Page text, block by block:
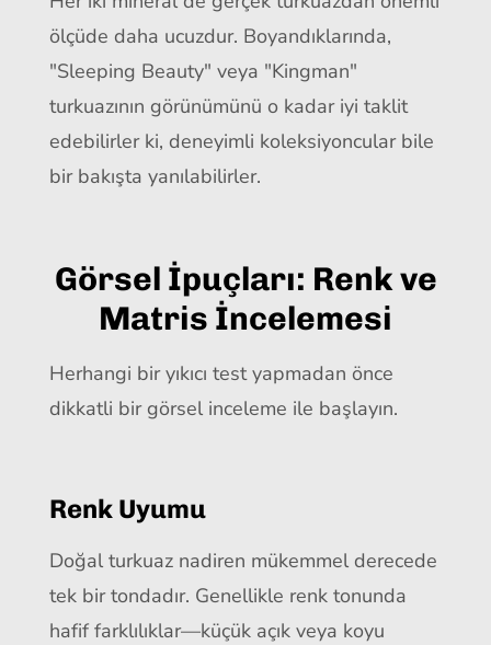
ölçüde daha ucuzdur. Boyandıklarında,
"Sleeping Beauty" veya "Kingman"
turkuazının görünümünü o kadar iyi taklit
edebilirler ki, deneyimli koleksiyoncular bile
bir bakışta yanılabilirler.
Görsel İpuçları: Renk ve
Matris İncelemesi
Herhangi bir yıkıcı test yapmadan önce
dikkatli bir görsel inceleme ile başlayın.
Renk Uyumu
Doğal turkuaz nadiren mükemmel derecede
tek bir tondadır. Genellikle renk tonunda
hafif farklılıklar—küçük açık veya koyu